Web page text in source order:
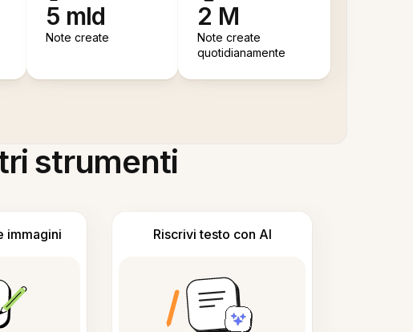
5 mld
Note create
2 M
Note create
quotidianamente
strumenti
immagini Riscrivi testo con AI